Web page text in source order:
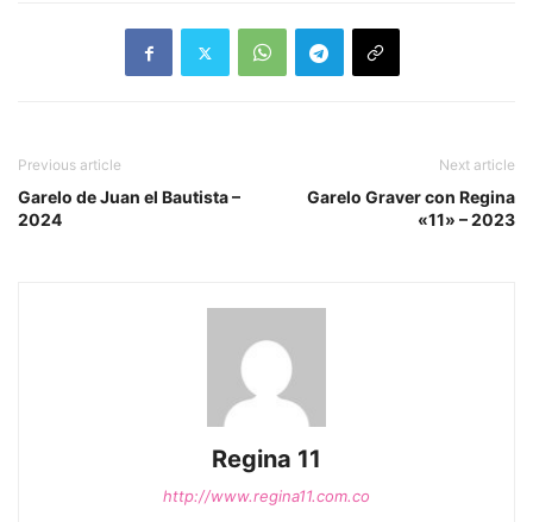
Previous article
Garelo de Juan el Bautista –
2024
Next article
Garelo Graver con Regina
«11» – 2023
Regina 11
http://www.regina11.com.co